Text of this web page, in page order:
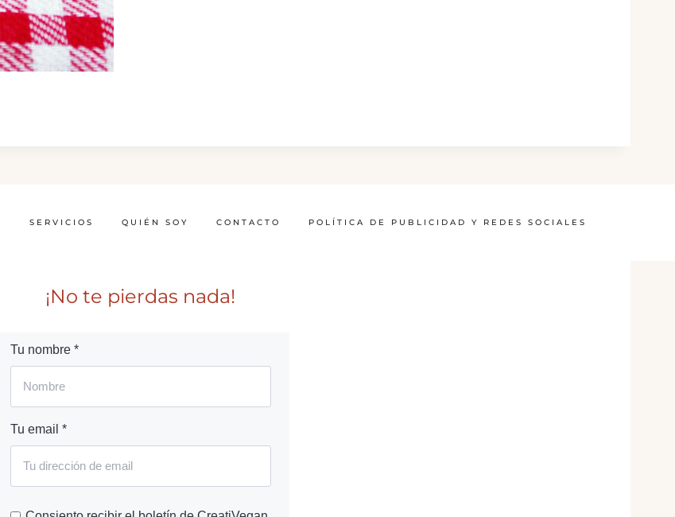
SERVICIOS QUIÉN SOY CONTACTO POLÍTICA DE PUBLICIDAD Y REDES SOCIALES
¡No te pierdas nada!
Tu nombre *
Tu email *